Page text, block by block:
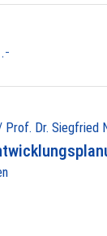
Dr. Siegfried